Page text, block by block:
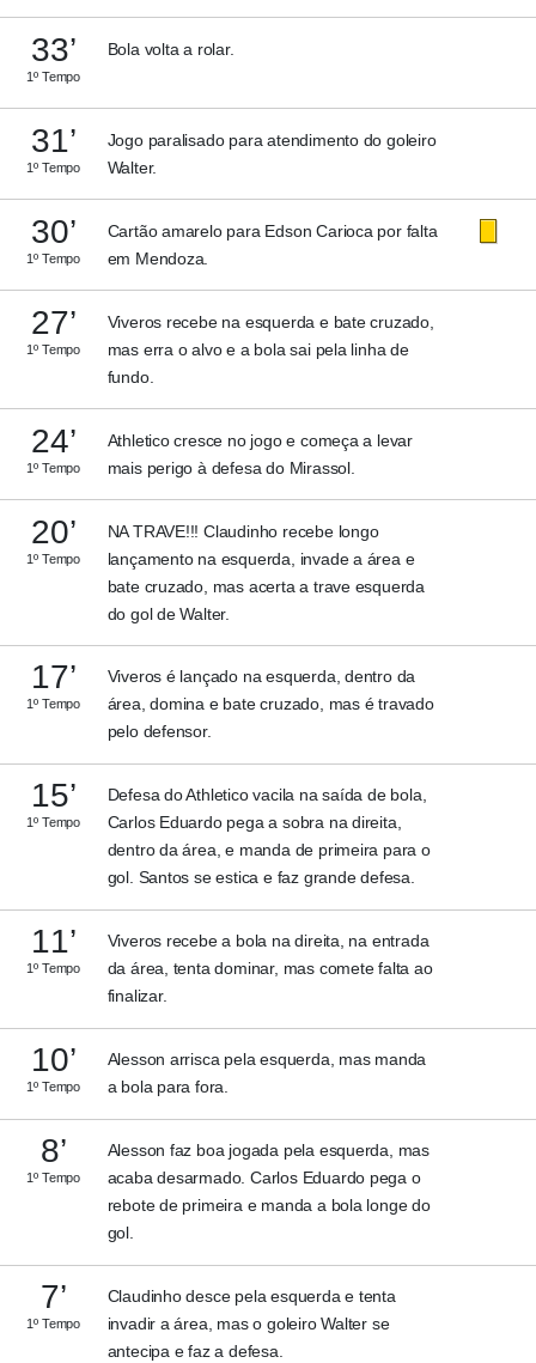
33’
1º Tempo
Bola volta a rolar.
31’
1º Tempo
Jogo paralisado para atendimento do goleiro
Walter.
30’
1º Tempo
Cartão amarelo para Edson Carioca por falta
em Mendoza.
27’
1º Tempo
Viveros recebe na esquerda e bate cruzado,
mas erra o alvo e a bola sai pela linha de
fundo.
24’
1º Tempo
Athletico cresce no jogo e começa a levar
mais perigo à defesa do Mirassol.
20’
1º Tempo
NA TRAVE!!! Claudinho recebe longo
lançamento na esquerda, invade a área e
bate cruzado, mas acerta a trave esquerda
do gol de Walter.
17’
1º Tempo
Viveros é lançado na esquerda, dentro da
área, domina e bate cruzado, mas é travado
pelo defensor.
15’
1º Tempo
Defesa do Athletico vacila na saída de bola,
Carlos Eduardo pega a sobra na direita,
dentro da área, e manda de primeira para o
gol. Santos se estica e faz grande defesa.
11’
1º Tempo
Viveros recebe a bola na direita, na entrada
da área, tenta dominar, mas comete falta ao
finalizar.
10’
1º Tempo
Alesson arrisca pela esquerda, mas manda
a bola para fora.
8’
1º Tempo
Alesson faz boa jogada pela esquerda, mas
acaba desarmado. Carlos Eduardo pega o
rebote de primeira e manda a bola longe do
gol.
7’
1º Tempo
Claudinho desce pela esquerda e tenta
invadir a área, mas o goleiro Walter se
antecipa e faz a defesa.